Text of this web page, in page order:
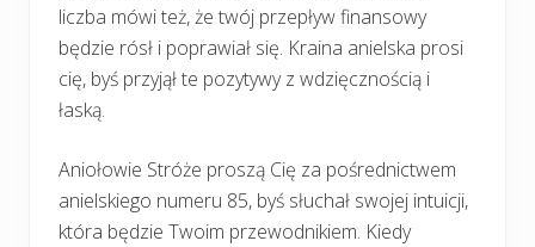
liczba mówi też, że twój przepływ finansowy
będzie rósł i poprawiał się. Kraina anielska prosi
cię, byś przyjął te pozytywy z wdzięcznością i
łaską.
Aniołowie Stróże proszą Cię za pośrednictwem
anielskiego numeru 85, byś słuchał swojej intuicji,
która będzie Twoim przewodnikiem. Kiedy